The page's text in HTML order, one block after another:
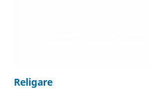
Religare